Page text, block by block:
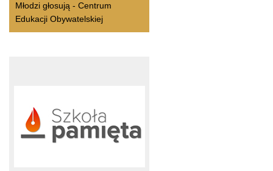
Młodzi głosują - Centrum
Edukacji Obywatelskiej